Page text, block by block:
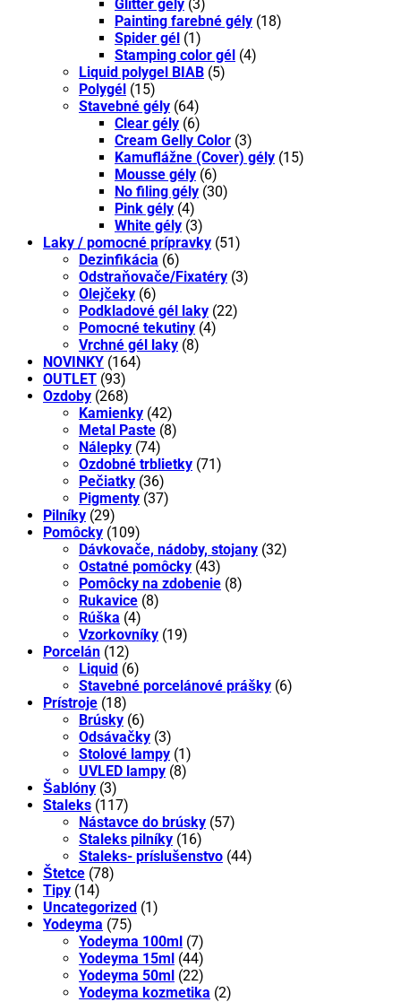
Glitter gély (3)
Painting farebné gély (18)
Spider gél (1)
Stamping color gél (4)
Liquid polygel BIAB (5)
Polygél (15)
Stavebné gély (64)
Clear gély (6)
Cream Gelly Color (3)
Kamuflážne (Cover) gély (15)
Mousse gély (6)
No filing gély (30)
Pink gély (4)
White gély (3)
Laky / pomocné prípravky (51)
Dezinfikácia (6)
Odstraňovače/Fixatéry (3)
Olejčeky (6)
Podkladové gél laky (22)
Pomocné tekutiny (4)
Vrchné gél laky (8)
NOVINKY (164)
OUTLET (93)
Ozdoby (268)
Kamienky (42)
Metal Paste (8)
Nálepky (74)
Ozdobné trblietky (71)
Pečiatky (36)
Pigmenty (37)
Pilníky (29)
Pomôcky (109)
Dávkovače, nádoby, stojany (32)
Ostatné pomôcky (43)
Pomôcky na zdobenie (8)
Rukavice (8)
Rúška (4)
Vzorkovníky (19)
Porcelán (12)
Liquid (6)
Stavebné porcelánové prášky (6)
Prístroje (18)
Brúsky (6)
Odsávačky (3)
Stolové lampy (1)
UVLED lampy (8)
Šablóny (3)
Staleks (117)
Nástavce do brúsky (57)
Staleks pilníky (16)
Staleks- príslušenstvo (44)
Štetce (78)
Tipy (14)
Uncategorized (1)
Yodeyma (75)
Yodeyma 100ml (7)
Yodeyma 15ml (44)
Yodeyma 50ml (22)
Yodeyma kozmetika (2)